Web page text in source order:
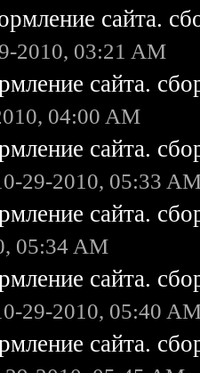
сайта.
2010, 03:21 AM
сайта.
04:00 AM
сайта.
29-2010, 05:33
сайта.
05:34 AM
сайта.
29-2010, 05:40
сайта.